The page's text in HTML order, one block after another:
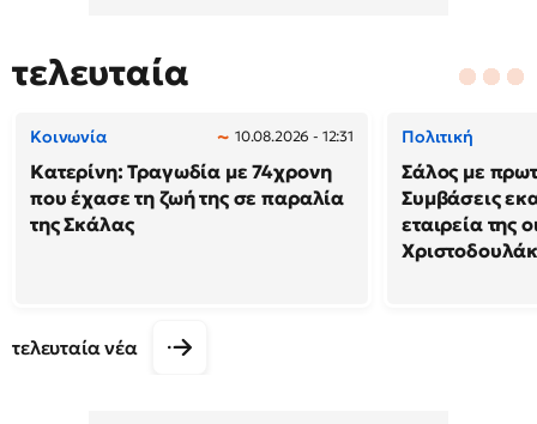
τελευταία
Κοινωνία 10.08.2026 - 12:31
Κατερίνη: Τραγωδία με 74χρονη
που έχασε τη ζωή της σε παραλία
της Σκάλας
Πολιτική
Σάλος με
Συμβάσεις
εταιρεία της
τελευταία νέα